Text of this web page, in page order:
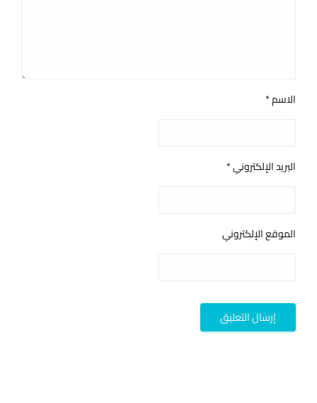
الاسم*
البريد الإلكتروني*
الموقع الإلكتروني